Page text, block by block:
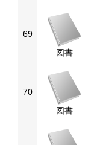
69
図書
70
図書